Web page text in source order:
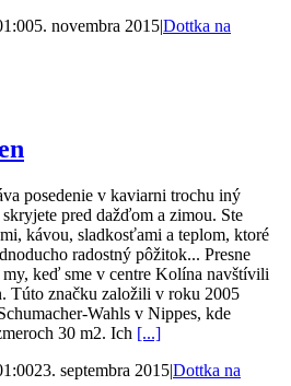
5. novembra 2015|Dottka na
posedenie v kaviarni trochu iný
pred dažďom a zimou. Ste
kávou, sladkosťami a teplom, ktoré
radostný pôžitok... Presne
keď sme v centre Kolína navštívili
Túto značku založili v roku 2005
Wahls v Nippes, kde
30 m2. Ich [...]
23. septembra 2015|Dottka na